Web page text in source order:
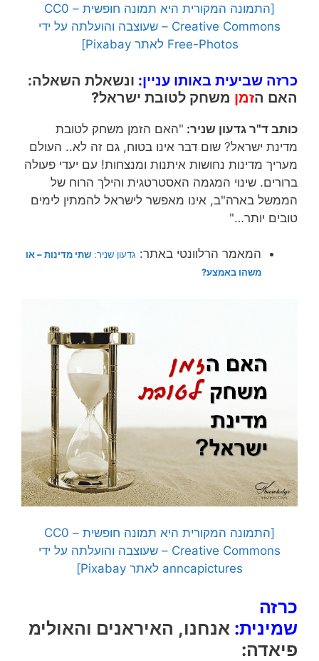
[התמונה המקורית היא תמונה חופשית – CC0
Creative Commons – שעוצבה והועלתה על ידי
Free-Photos לאתר Pixabay]
כרזה שביעית באותו עניין: ונשאלת השאלה:
האם הזמן משחק לטובת ישראל?
כותב ד"ר גדעון שניר: "האם הזמן משחק לטובת
מדינת ישראל? שום דבר אינו בטוח, גם זה לא.. העולם
מעריך מדינות נחושות איתנות ומנצחות! עם יעדי פעולה
ברורים. שינוי המגמה האסטרטגית והילך הרוח של
הממשל בארה"ב, אינו מאפשר לישראל להמתין לימים
טובים יותר…"
המאמר הרלוונטי באתר: גדעון שניר: שתי מדינות – או
משהו באמצע?
[התמונה המקורית היא תמונה חופשית – CC0
Creative Commons – שעוצבה והועלתה על ידי
anncapictures לאתר Pixabay]
כרזה
שמינית: אנחנו, האיראנים והאולימ
פיאדה: